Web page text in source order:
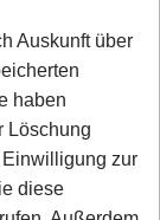
Auskunft über
haben
Löschung
zur
diese